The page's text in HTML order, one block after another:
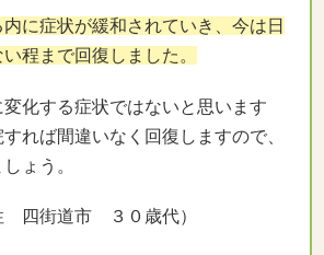
に症状が緩和されていき、今は日
程まで回復しました。
変化する症状ではないと思います
れば間違いなく回復しますので、
ょう。
四街道市 ３０歳代）